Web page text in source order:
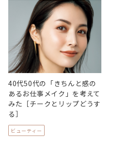
40代50代の「きちんと感の
あるお仕事メイク」を考えて
みた［チークとリップどうす
る］
ビューティー